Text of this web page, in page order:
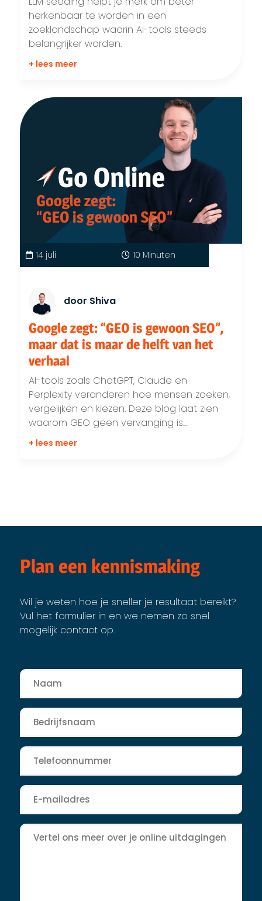
herkenbaar te worden in een
zoeklandschap waarin AI-tools steeds
belangrijker worden.
+ lees meer
14 juli 10 Minuten
door Shiva
Google zegt: “GEO is gewoon SEO”,
maar dat is maar de helft van het
verhaal
AI-tools zoals ChatGPT, Claude en
Perplexity veranderen hoe mensen zoeken,
vergelijken en kiezen. Deze blog laat zien
waarom GEO geen vervanging is...
+ lees meer
Plan een kennismaking
Wil je weten hoe je sneller je resultaat bereikt?
Vul het formulier in en we nemen zo snel
mogelijk contact op.
Naam
Bedrijfsnaam
Telefoon
E-
mailadres
Bericht